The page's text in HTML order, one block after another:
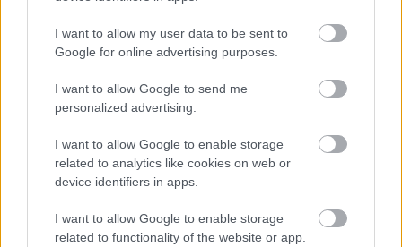
I want to allow my user data to be sent to
Google for online advertising purposes.
I want to allow Google to send me
personalized advertising.
I want to allow Google to enable storage
related to analytics like cookies on web or
device identifiers in apps.
I want to allow Google to enable storage
related to functionality of the website or app.
felbuzdulva egy szvitet, végül egy balettet is írt
belőle. A zenéje csodálatos, a gyerekeknek
íródott klasszikus zeneirodalom varázslatos
gyöngyszeme.
Csak játék - Orosz Zoltán lemezbemutató koncertje
Csak játék...címmelOrosz Zoltánharmonikaművész
tart lemezbemutató koncertet május 25-én,